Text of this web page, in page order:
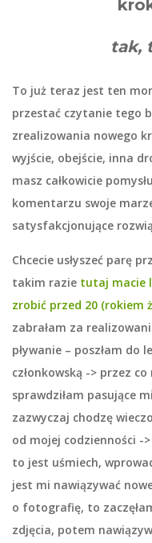
tak,
To już teraz jest ten
przestać czytanie tego
zrealizowania nowego
wyjście, obejście, inna
masz całkowicie
komentarzu swoje
satysfakcjonujące
Chcecie usłyszeć parę
takim razie tutaj macie
zrobić przed 20 (rokiem
zabrałam za
pływanie – poszłam do
członkowską -> przez
sprawdziłam pasujące
zazwyczaj chodzę
od mojej codzienności -
to jest uśmiech,
jest mi nawiązywać
o fotografię, to
zdjęcia, potem